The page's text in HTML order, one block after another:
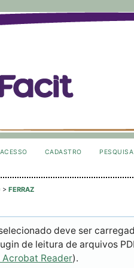
ACESSO CADASTRO
PESQUISA
> FERRAZ
deve ser
de leitura de arquivos
Acrobat Reader).